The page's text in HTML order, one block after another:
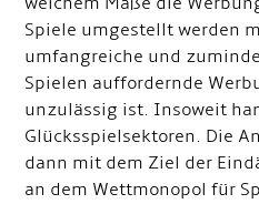
Spiele umgestellt werden
umfangreiche und
Spielen auffordernde
unzulässig ist. Insoweit
Glücksspielsektoren. Die
dann mit dem Ziel der
an dem Wettmonopol für